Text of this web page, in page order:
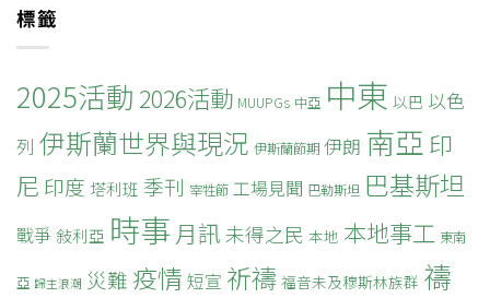
標籤
2025活動 2026活動 MUUPGs 中亞 中東 以巴 以色
列 伊斯蘭世界與現況 伊斯蘭節期 伊朗 南亞印
尼 印度 塔利班 季刊 宰牲節 工場見聞 巴勒斯坦 巴基斯坦
戰爭 敍利亞 時事 月訊未得之民 本地 本地事工 東南
亞 歸主浪潮 災難 疫情 短宣 祈禱 福音未及穆斯林族群 禱